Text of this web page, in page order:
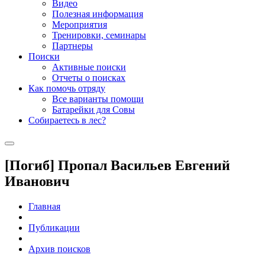
Видео
Полезная информация
Мероприятия
Тренировки, семинары
Партнеры
Поиски
Активные поиски
Отчеты о поисках
Как помочь отряду
Все варианты помощи
Батарейки для Совы
Собираетесь в лес?
[Погиб] Пропал Васильев Евгений
Иванович
Главная
Публикации
Архив поисков